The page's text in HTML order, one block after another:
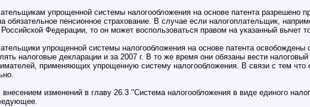
упрощенной системы налогообложения на основе патента разрешено
обязательное пенсионное страхование. В случае если налогоплательщик,
Российской Федерации, то он может воспользоваться правом на указанный вычет
упрощенной системы налогообложения на основе патента
налоговые декларации и за 2007 г. В то же время они обязаны вести
применяющих упрощенную систему налогообложения. В связи с тем
внесением изменений в главу 26.3 "Система налогообложения в виде единого